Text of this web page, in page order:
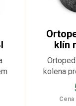
klín
kolena
a
Cena